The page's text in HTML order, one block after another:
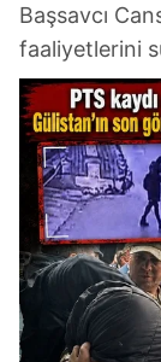
Başsavcı
faaliyetlerini